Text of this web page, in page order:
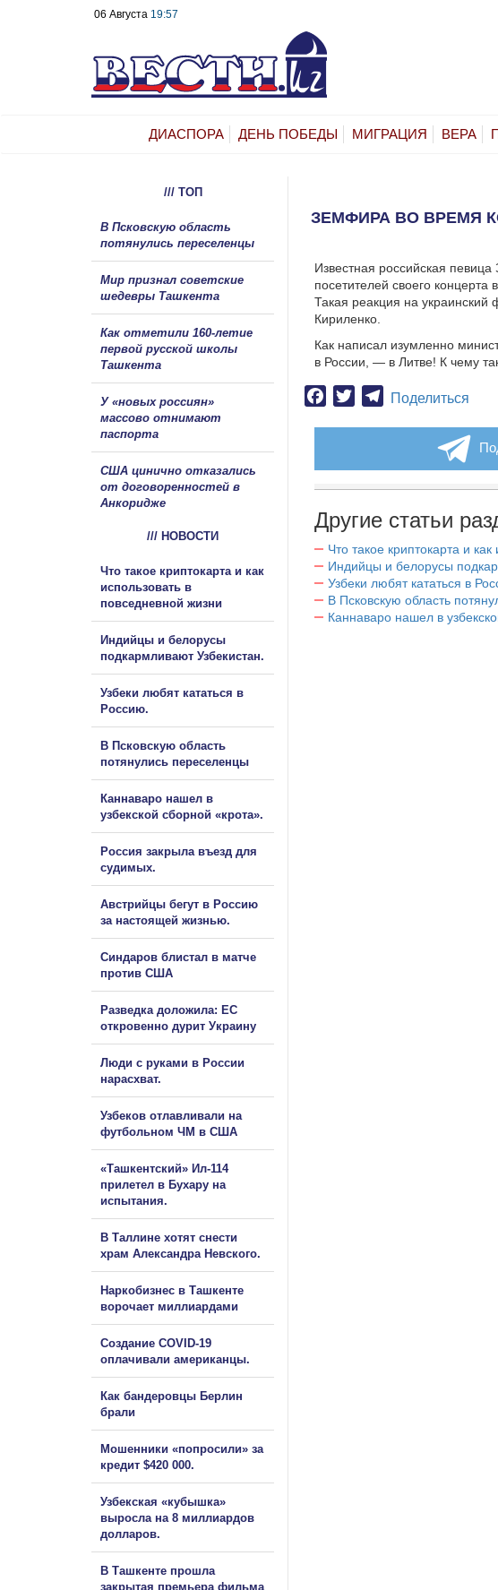
06 Августа 19:57
ДИАСПОРА ДЕНЬ ПОБЕДЫ МИГРАЦИЯ ВЕРА
ЗЕМФИРА ВО ВРЕМЯ
Известная российская
посетителей своего концерта
Такая реакция на украинский
Кириленко.
Как написал изумленно
в России, — в Литве! К чему
Facebook
TwitterTelegram
Поделиться
Другие статьи
Что такое криптокарта и
Индийцы и белорусы
Узбеки любят кататься в
В Псковскую область
Каннаваро нашел в
/// ТОП
В Псковскую область
потянулись переселенцы
Мир признал советские
шедевры Ташкента
Как отметили 160-летие
первой русской школы
Ташкента
У «новых россиян»
массово отнимают
паспорта
США цинично отказались
от договоренностей в
Анкоридже
/// НОВОСТИ
Что такое криптокарта и как
использовать в
повседневной жизни
Индийцы и белорусы
подкармливают Узбекистан.
Узбеки любят кататься в
Россию.
В Псковскую область
потянулись переселенцы
Каннаваро нашел в
узбекской сборной «крота».
Россия закрыла въезд для
судимых.
Австрийцы бегут в Россию
за настоящей жизнью.
Синдаров блистал в матче
против США
Разведка доложила: ЕС
откровенно дурит Украину
Люди с руками в России
нарасхват.
Узбеков отлавливали на
футбольном ЧМ в США
«Ташкентский» Ил-114
прилетел в Бухару на
испытания.
В Таллине хотят снести
храм Александра Невского.
Наркобизнес в Ташкенте
ворочает миллиардами
Создание COVID-19
оплачивали американцы.
Как бандеровцы Берлин
брали
Мошенники «попросили» за
кредит $420 000.
Узбекская «кубышка»
выросла на 8 миллиардов
долларов.
В Ташкенте прошла
закрытая премьера фильма